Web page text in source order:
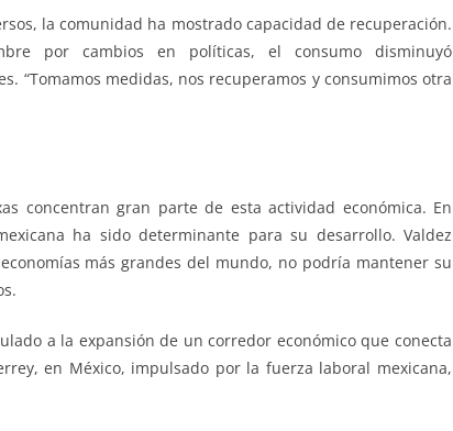
la comunidad ha mostrado capacidad de recuperación.
por cambios en políticas, el consumo disminuyó
“Tomamos medidas, nos recuperamos y consumimos otra
concentran gran parte de esta actividad económica. En
ha sido determinante para su desarrollo. Valdez
más grandes del mundo, no podría mantener su
a la expansión de un corredor económico que conecta
en México, impulsado por la fuerza laboral mexicana,